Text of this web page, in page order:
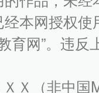
本网授权
育网”。违
Ｘ（非中